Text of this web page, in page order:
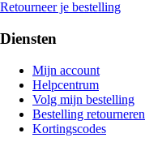
Retourneer je bestelling
Diensten
Mijn account
Helpcentrum
Volg mijn bestelling
Bestelling retourneren
Kortingscodes